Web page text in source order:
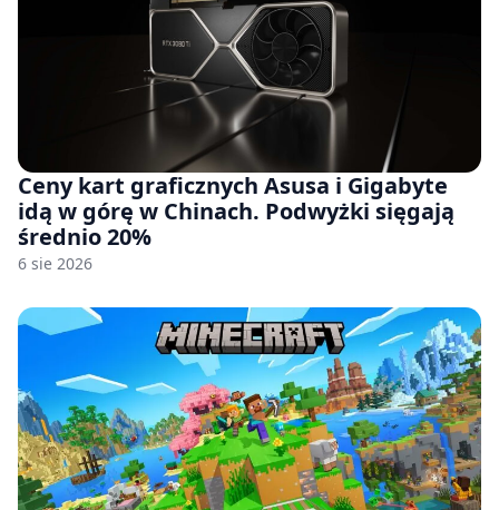
Ceny kart graficznych Asusa i Gigabyte
idą w górę w Chinach. Podwyżki sięgają
średnio 20%
6 sie 2026